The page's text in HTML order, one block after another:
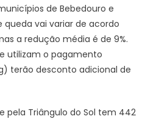
de Bebedouro e
queda vai variar de acordo
a redução média é de 9%.
utilizam o pagamento
terão desconto adicional de
pela Triângulo do Sol tem 442